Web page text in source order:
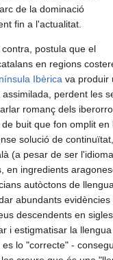
de la dominació
fin a l'actualitat.
contra, postula que el
en regions
Ibèrica va produir
perdent les
romanç dels
buit que fon omplit
solució de
(a pesar de ser
ingredients
autòctons de
abundants
descendents en
i estigmatisar la
lo "correcte" -